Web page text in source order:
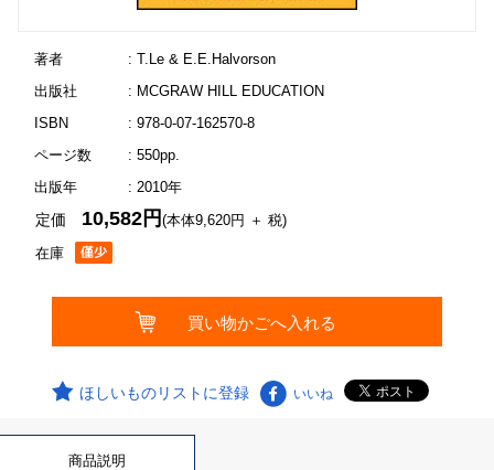
著者
: T.Le & E.E.Halvorson
出版社
: MCGRAW HILL EDUCATION
ISBN
: 978-0-07-162570-8
ページ数
: 550pp.
出版年
: 2010年
在庫
定価 10,582円(本体9,620円 ＋ 税)
ほしいものリストに登録 いいね
商品説明